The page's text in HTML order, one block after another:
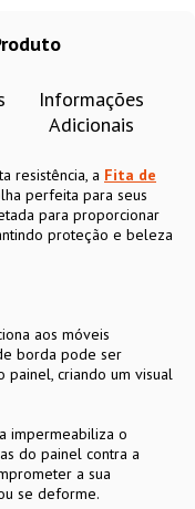
Informações
Adicionais
resistência, a Fita de
perfeita para seus
para proporcionar
proteção e beleza
aos móveis
borda pode ser
painel, criando um visual
impermeabiliza o
do painel contra a
a sua
se deforme.